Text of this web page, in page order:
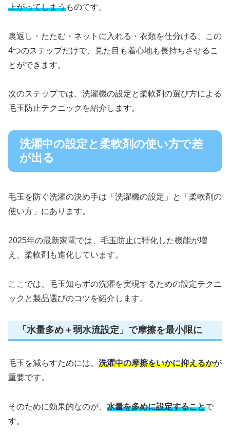
上がってしまうものです。
裏返し・たたむ・ネットに入れる・衣類を仕分ける、この
4つのステップだけで、見た目も着心地も長持ちさせるこ
とができます。
次のステップでは、洗濯機の設定と柔軟剤の選び方による
毛玉防止テクニックを紹介します。
洗濯中の設定と柔軟剤の使い方で差
が出る
毛玉を防ぐ洗濯の決め手は「洗濯機の設定」と「柔軟剤の
使い方」にあります。
2025年の最新家電では、毛玉防止に特化した機能が増
え、柔軟剤も進化しています。
ここでは、毛玉知らずの洗濯を実現するための設定テクニ
ックと製品選びのコツを紹介します。
「水量多め＋弱水流設定」で摩擦を最小限に
毛玉を減らすためには、 洗濯中の摩擦をいかに抑えるかが
重要です。
そのために効果的なのが、 水量を多めに設定することで
す。